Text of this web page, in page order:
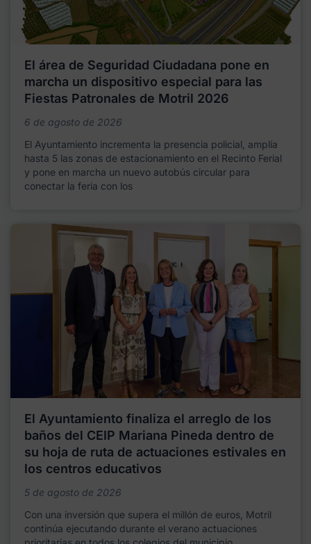
El área de Seguridad Ciudadana pone en
marcha un dispositivo especial para las
Fiestas Patronales de Motril 2026
6 de agosto de 2026
El Ayuntamiento incrementa la presencia policial, amplía
hasta 5 las zonas de estacionamiento en el Recinto Ferial
y pone en marcha un nuevo autobús circular para
conectar la feria con los
El Ayuntamiento finaliza el arreglo de los
baños del CEIP Mariana Pineda dentro de
su hoja de ruta de actuaciones estivales en
los centros educativos
5 de agosto de 2026
Con una inversión que supera el millón de euros, Motril
continúa ejecutando durante el verano actuaciones